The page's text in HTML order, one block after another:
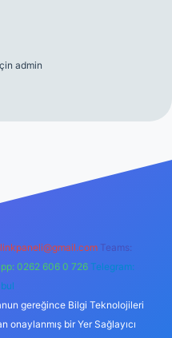
admin
hiltonbet
Teams:
0262 606 0 726 Telegram:
gereğince Bilgi Teknolojileri
onaylanmış bir Yer Sağlayıcı